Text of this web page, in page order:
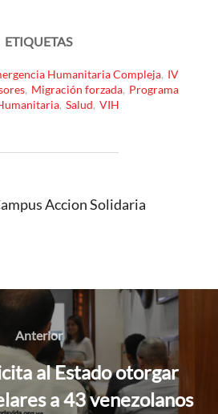
ETIQUETAS
Humanitaria Compleja, IV
, Migración forzada, Programa
, Salud, VIH
LA PUBLICACIÓN
Accion Solidaria
Anterior
Anterior
al Estado otorgar
a 43 venezolanos